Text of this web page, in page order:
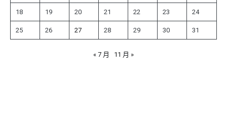
18 19 20 21 22 23 24
25 26 27 28 29 30 31
« 7 月 11 月 »